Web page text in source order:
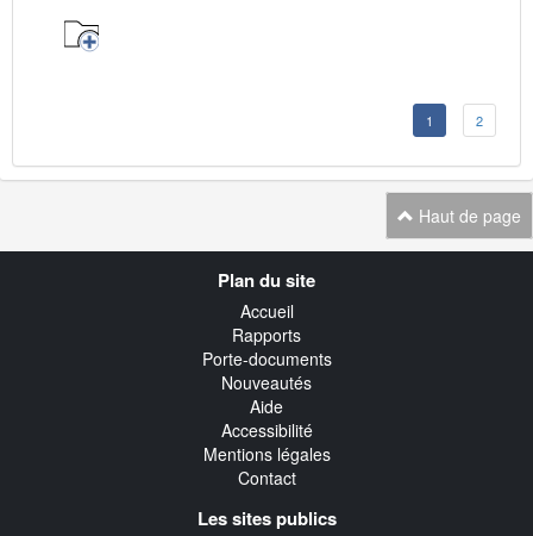
1 2
Haut de page
Plan du site
Accueil
Rapports
Porte-documents
Nouveautés
Aide
Accessibilité
Mentions légales
Contact
Les sites publics